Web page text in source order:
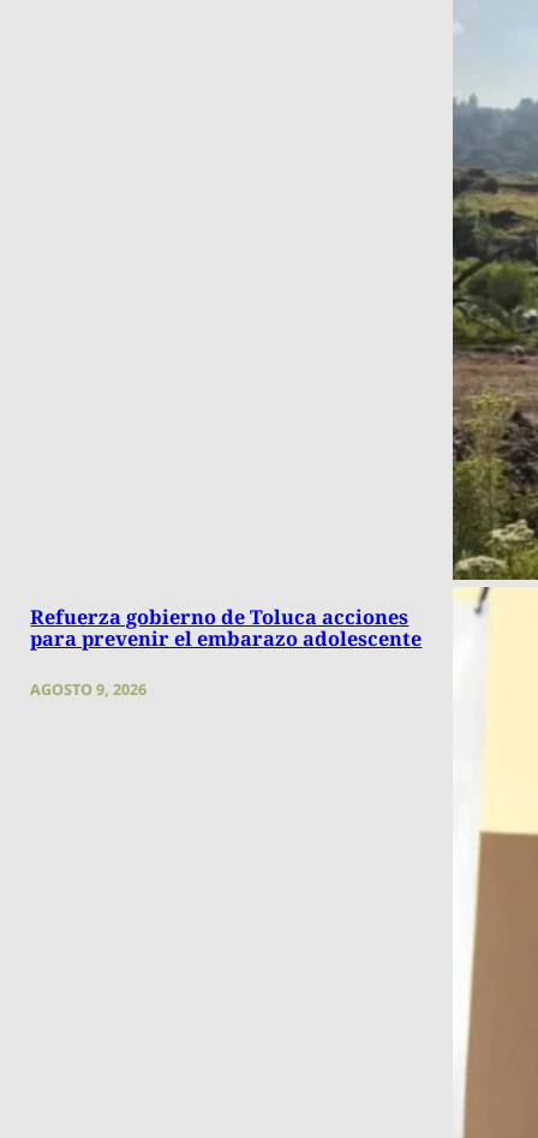
Refuerza gobierno de Toluca acciones
para prevenir el embarazo adolescente
AGOSTO 9, 2026